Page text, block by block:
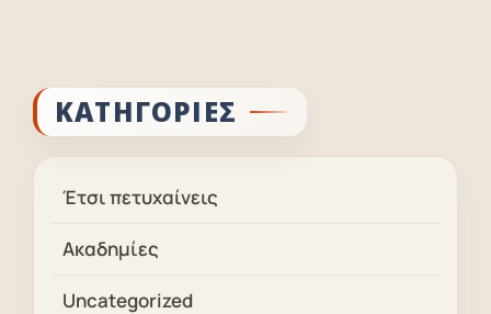
στο
περιεχόμενο
ΚΑΤΗΓΟΡΙΕΣ
Έτσι πετυχαίνεις
Ακαδημίες
Uncategorized